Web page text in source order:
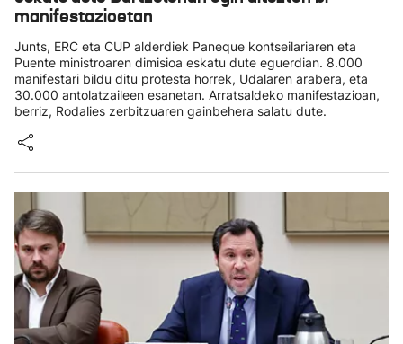
manifestazioetan
Junts, ERC eta CUP alderdiek Paneque kontseilariaren eta
Puente ministroaren dimisioa eskatu dute eguerdian. 8.000
manifestari bildu ditu protesta horrek, Udalaren arabera, eta
30.000 antolatzaileen esanetan. Arratsaldeko manifestazioan,
berriz, Rodalies zerbitzuaren gainbehera salatu dute.